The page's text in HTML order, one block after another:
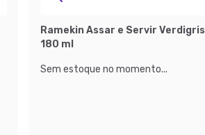
Ramekin Assar e Servir Verdigris
180 ml
Sem estoque no momento...